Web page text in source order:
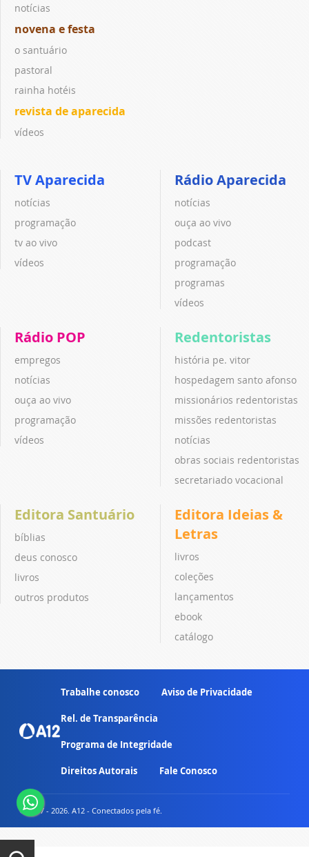
notícias
novena e festa
o santuário
pastoral
rainha hotéis
revista de aparecida
vídeos
TV Aparecida
notícias
programação
tv ao vivo
vídeos
Rádio Aparecida
notícias
ouça ao vivo
podcast
programação
programas
vídeos
Rádio POP
empregos
notícias
ouça ao vivo
programação
vídeos
Redentoristas
história pe. vitor
hospedagem santo afonso
missionários redentoristas
missões redentoristas
notícias
obras sociais redentoristas
secretariado vocacional
Editora Santuário
bíblias
deus conosco
livros
outros produtos
Editora Ideias &
Letras
livros
coleções
lançamentos
ebook
catálogo
Trabalhe conosco Aviso de Privacidade
Rel. de Transparência
Programa de Integridade
Direitos Autorais Fale Conosco
© 2007 - 2026. A12 - Conectados pela fé.